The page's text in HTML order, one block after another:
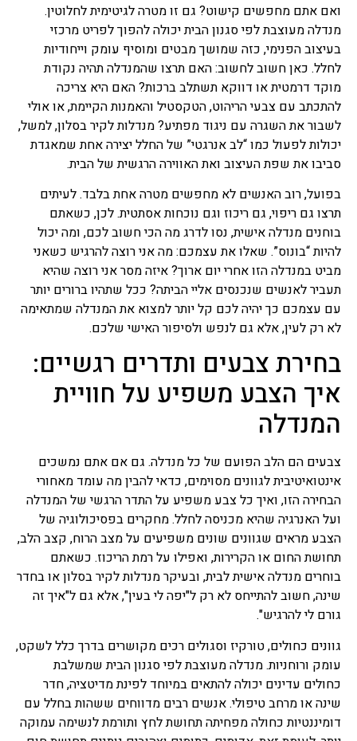
ואם אתם מחפשים קישוט? גם זו מטרה לגיטימית לחלוטין.
מנדלה מעוצבת לפי סגנון הבית יכולה להפוך לפריט מרכזי
בעיצוב הפנימי, כזה שמושך מבטים ומוסיף עומק וייחודיות
לחלל. כאן חשוב לחשוב: האם תרצו שהמנדלה תהיה נקודת
מוקד דרמטית או דווקא תשתלב ברכות? האם היא צריכה
להתכתב עם צבעי הריהוט, הטקסטיל והאמנות הקיימת, או אולי
לשבור את השגרה עם ניגוד מפתיע? מנדלות לקיר בסלון, למשל,
יכולות לפעול כמו “לב אנרגטי” של החלל יצירה אחת שמאגדת
סביבו את שפת העיצוב ואת האווירה הרגשית של הבית.
בפועל, רוב האנשים לא מחפשים מטרה אחת בלבד. לעיתים
תרצו גם ריפוי, גם ריכוז וגם נוכחות אסתטית. לכן, כשאתם
בוחנים מנדלה אישית, נסו לדרג מה הכי חשוב לכם, ומה יכול
להיות “בונוס”. שאלו את עצמכם: מה אני רוצה להרגיש כשאני
מביט במנדלה הזו אחרי יום ארוך? איזה מסר אני רוצה שהיא
תעביר לאנשים שנכנסים אליי הביתה? ככל שתהיו ברורים יותר
עם עצמכם כך יהיה לכם קל יותר למצוא את המנדלה שמתאימה
לא רק לעין, אלא גם לנפש ולסיפור האישי שלכם.
בחירת צבעים ותדרים רגשיים:
איך הצבע משפיע על חוויית
המנדלה
צבעים הם הלב הפועם של כל מנדלה. גם אם אתם נמשכים
אינטואיטיבית לגוונים מסוימים, כדאי להבין מה עומד מאחורי
הבחירה הזו, ואיך כל צבע משפיע על התדר הרגשי של המנדלה
ועל האנרגיה שהיא מכניסה לחלל. מחקרים בפסיכולוגיה של
הצבע מראים שגוונים שונים משפיעים על מצב הרוח, קצב הלב,
תחושת החום או הקרירות, ואפילו על רמת הריכוז. כשאתם
בוחרים מנדלה אישית לבית, ובעיקר מנדלות לקיר בסלון או בחדר
שינה, חשוב להתייחס לא רק ל"יפה לי בעין", אלא גם ל"איך זה
גורם לי להרגיש".
גוונים כחולים, טורקיז וסגולים רכים מקושרים בדרך כלל לשקט,
עומק ורוחניות. מנדלה מעוצבת לפי סגנון הבית שמשלבת
כחולים עדינים יכולה להתאים במיוחד לפינת מדיטציה, חדר
שינה או מרחב טיפולי. אנשים רבים מדווחים ששהות בחלל עם
דומיננטיות כחולה מפחיתה תחושת לחץ ותורמת לנשימה עמוקה